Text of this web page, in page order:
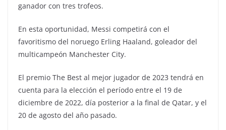
ganador con tres trofeos.
En esta oportunidad, Messi competirá con el
favoritismo del noruego Erling Haaland, goleador del
multicampeón Manchester City.
El premio The Best al mejor jugador de 2023 tendrá en
cuenta para la elección el período entre el 19 de
diciembre de 2022, día posterior a la final de Qatar, y el
20 de agosto del año pasado.